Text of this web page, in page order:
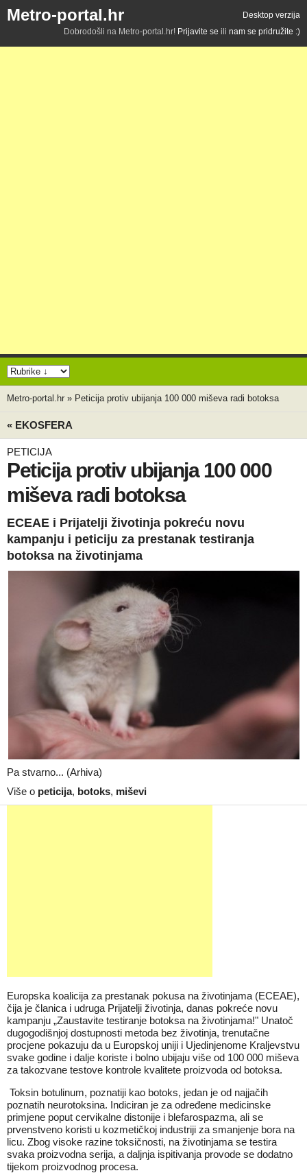
Metro-portal.hr
Desktop verzija
Dobrodošli na Metro-portal.hr! Prijavite se ili nam se pridružite :)
Metro-portal.hr » Peticija protiv ubijanja 100 000 miševa radi botoksa
« EKOSFERA
PETICIJA
Peticija protiv ubijanja 100 000
miševa radi botoksa
ECEAE i Prijatelji životinja pokreću novu
kampanju i peticiju za prestanak testiranja
botoksa na životinjama
Pa stvarno... (Arhiva)
Više o peticija, botoks, miševi
Europska koalicija za prestanak pokusa na životinjama (ECEAE),
čija je članica i udruga Prijatelji životinja, danas pokreće novu
kampanju „Zaustavite testiranje botoksa na životinjama!" Unatoč
dugogodišnjoj dostupnosti metoda bez životinja, trenutačne
procjene pokazuju da u Europskoj uniji i Ujedinjenome Kraljevstvu
svake godine i dalje koriste i bolno ubijaju više od 100 000 miševa
za takozvane testove kontrole kvalitete proizvoda od botoksa.
Toksin botulinum, poznatiji kao botoks, jedan je od najjačih
poznatih neurotoksina. Indiciran je za određene medicinske
primjene poput cervikalne distonije i blefarospazma, ali se
prvenstveno koristi u kozmetičkoj industriji za smanjenje bora na
licu. Zbog visoke razine toksičnosti, na životinjama se testira
svaka proizvodna serija, a daljnja ispitivanja provode se dodatno
tijekom proizvodnog procesa.